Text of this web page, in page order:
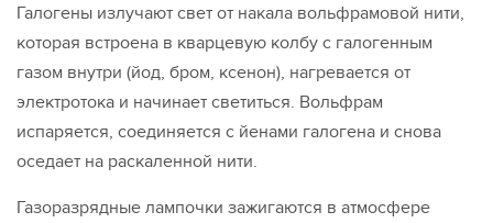
Галогены излучают свет от накала вольфрамовой нити,
которая встроена в кварцевую колбу с галогенным
газом внутри (йод, бром, ксенон), нагревается от
электротока и начинает светиться. Вольфрам
испаряется, соединяется с йенами галогена и снова
оседает на раскаленной нити.
Газоразрядные лампочки зажигаются в атмосфере